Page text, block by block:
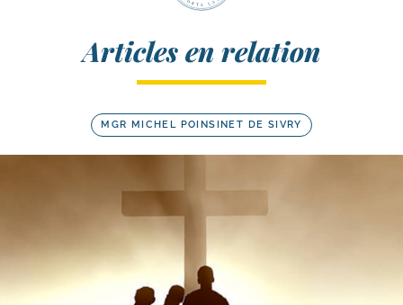
Articles en relation
MGR MICHEL POINSINET DE SIVRY